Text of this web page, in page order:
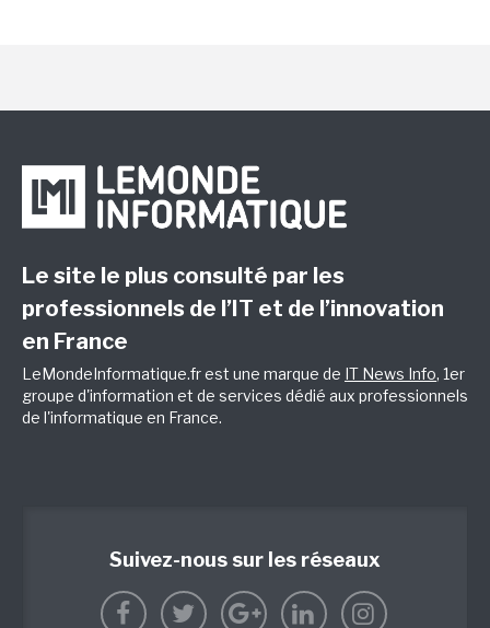
Le site le plus consulté par les
professionnels de l’IT et de l’innovation
en France
LeMondeInformatique.fr est une marque de IT News Info, 1er
groupe d'information et de services dédié aux professionnels
de l'informatique en France.
Suivez-nous sur les réseaux